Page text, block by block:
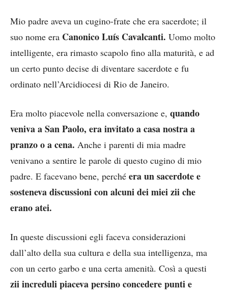
Mio padre aveva un cugino-frate che era sacerdote; il
suo nome era Canonico Luís Cavalcanti. Uomo molto
intelligente, era rimasto scapolo fino alla maturità, e ad
un certo punto decise di diventare sacerdote e fu
ordinato nell’Arcidiocesi di Rio de Janeiro.
Era molto piacevole nella conversazione e, quando
veniva a San Paolo, era invitato a casa nostra a
pranzo o a cena. Anche i parenti di mia madre
venivano a sentire le parole di questo cugino di mio
padre. E facevano bene, perché era un sacerdote e
sosteneva discussioni con alcuni dei miei zii che
erano atei.
In queste discussioni egli faceva considerazioni
dall’alto della sua cultura e della sua intelligenza, ma
con un certo garbo e una certa amenità. Così a questi
zii increduli piaceva persino concedere punti e